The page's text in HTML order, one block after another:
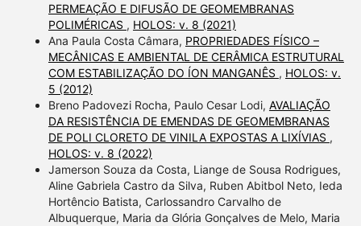
PERMEAÇÃO E DIFUSÃO DE GEOMEMBRANAS
POLIMÉRICAS , HOLOS: v. 8 (2021)
Ana Paula Costa Câmara, PROPRIEDADES FÍSICO –
MECÂNICAS E AMBIENTAL DE CERÂMICA ESTRUTURAL
COM ESTABILIZAÇÃO DO ÍON MANGANÊS , HOLOS: v.
5 (2012)
Breno Padovezi Rocha, Paulo Cesar Lodi, AVALIAÇÃO
DA RESISTÊNCIA DE EMENDAS DE GEOMEMBRANAS
DE POLI CLORETO DE VINILA EXPOSTAS A LIXÍVIAS ,
HOLOS: v. 8 (2022)
Jamerson Souza da Costa, Liange de Sousa Rodrigues,
Aline Gabriela Castro da Silva, Ruben Abitbol Neto, Ieda
Hortêncio Batista, Carlossandro Carvalho de
Albuquerque, Maria da Glória Gonçalves de Melo, Maria